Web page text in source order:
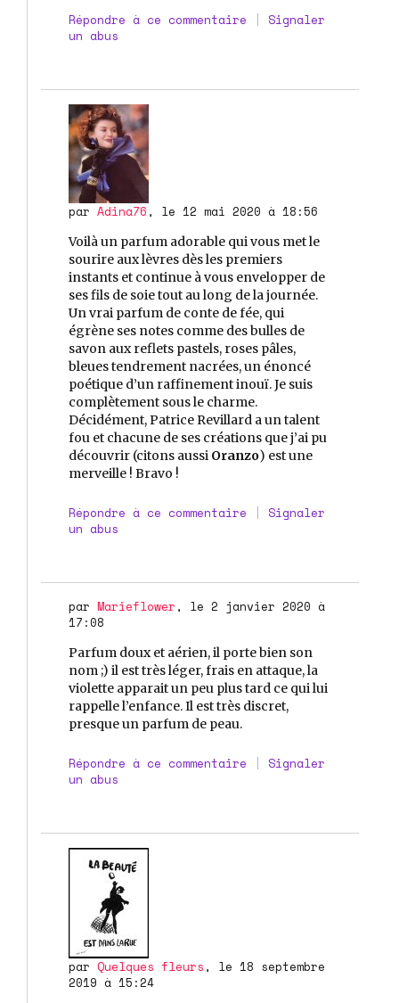
Répondre à ce commentaire | Signaler
un abus
par Adina76 , le 12 mai 2020 à 18:56
Voilà un parfum adorable qui vous met le
sourire aux lèvres dès les premiers
instants et continue à vous envelopper de
ses fils de soie tout au long de la journée.
Un vrai parfum de conte de fée, qui
égrène ses notes comme des bulles de
savon aux reflets pastels, roses pâles,
bleues tendrement nacrées, un énoncé
poétique d’un raffinement inouï. Je suis
complètement sous le charme.
Décidément, Patrice Revillard a un talent
fou et chacune de ses créations que j’ai pu
découvrir (citons aussi Oranzo) est une
merveille ! Bravo !
Répondre à ce commentaire | Signaler
un abus
par Marieflower , le 2 janvier 2020 à
17:08
Parfum doux et aérien, il porte bien son
nom ;) il est très léger, frais en attaque, la
violette apparait un peu plus tard ce qui lui
rappelle l’enfance. Il est très discret,
presque un parfum de peau.
Répondre à ce commentaire | Signaler
un abus
par Quelques fleurs , le 18 septembre
2019 à 15:24